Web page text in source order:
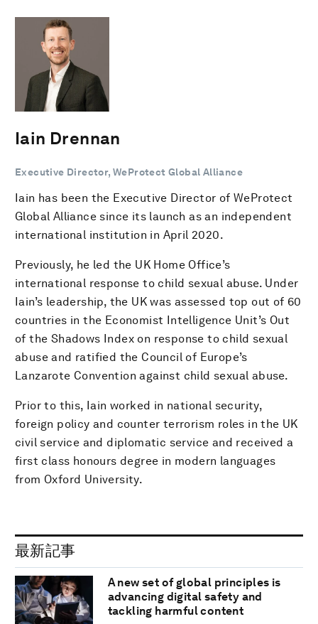
Iain Drennan
Executive Director, WeProtect Global Alliance
Iain has been the Executive Director of WeProtect
Global Alliance since its launch as an independent
international institution in April 2020.
Previously, he led the UK Home Office’s
international response to child sexual abuse. Under
Iain’s leadership, the UK was assessed top out of 60
countries in the Economist Intelligence Unit’s Out
of the Shadows Index on response to child sexual
abuse and ratified the Council of Europe’s
Lanzarote Convention against child sexual abuse.
Prior to this, Iain worked in national security,
foreign policy and counter terrorism roles in the UK
civil service and diplomatic service and received a
first class honours degree in modern languages
from Oxford University.
最新記事
A new set of global principles is
advancing digital safety and
tackling harmful content